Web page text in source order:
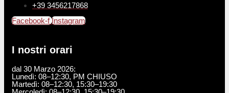
+39 3456217868
Facebook-f Instagram
I nostri orari
dal 30 Marzo 2026:
Lunedì: 08–12:30, PM CHIUSO
Martedì: 08–12:30, 15:30–19:30